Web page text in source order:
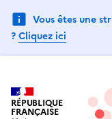
Vous êtes une
?Cliquez ici
RÉPUBLIQUE
FRANÇAISE